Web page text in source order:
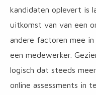
kandidaten oplevert is
uitkomst van van een
andere factoren mee
een medewerker.
logisch dat steeds
online assessments in